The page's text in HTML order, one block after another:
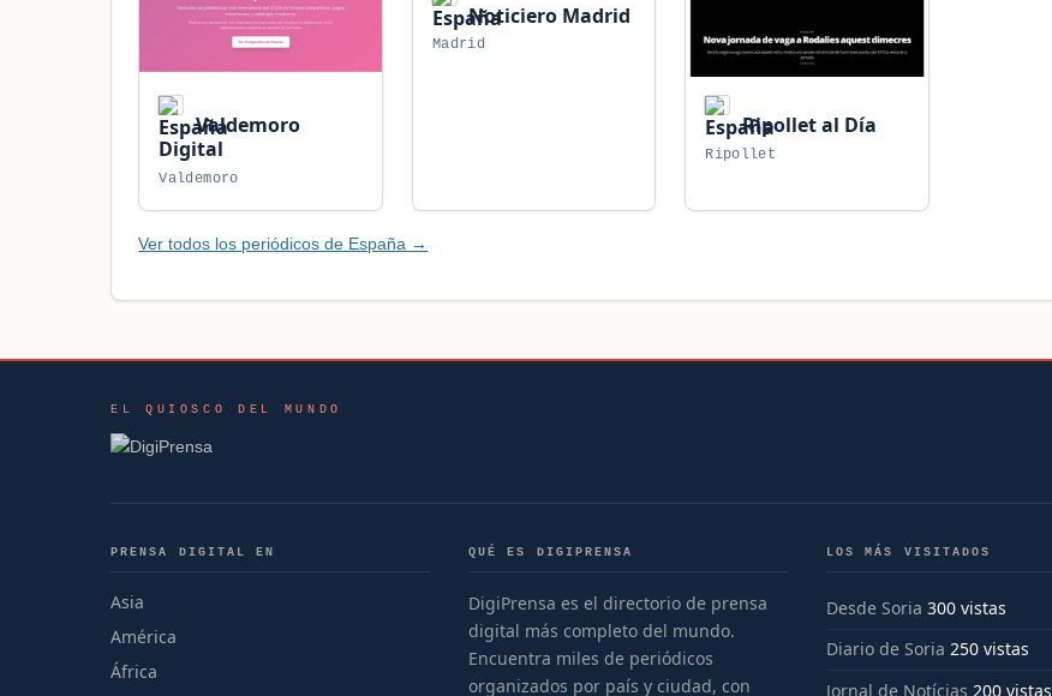
Valdemoro
Digital
Valdemoro
Noticiero Madrid
Madrid
Ripollet al Día
Ripollet
Ver todos los periódicos de España →
EL QUIOSCO DEL MUNDO
PRENSA DIGITAL EN
Asia
América
África
QUÉ ES DIGIPRENSA
DigiPrensa es el directorio de prensa
digital más completo del mundo.
Encuentra miles de periódicos
organizados por país y ciudad, con
LOS MÁS VISITADOS
Desde Soria 300 vistas
Diario de Soria 250 vistas
Jornal de Notícias 200 vistas